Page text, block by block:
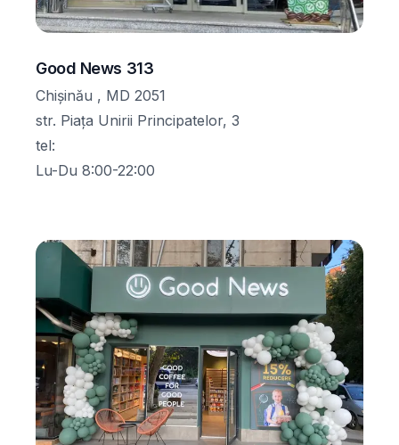
Good News 313
Chișinău , MD 2051
str. Piața Unirii Principatelor, 3
tel:
Lu-Du 8:00-22:00